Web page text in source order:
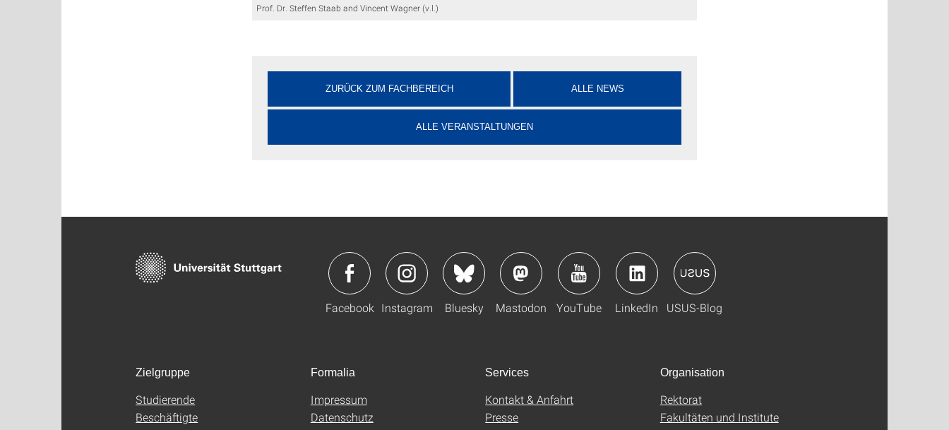
Prof. Dr. Steffen Staab and Vincent Wagner (v.l.)
ZURÜCK ZUM FACHBEREICH ALLE NEWS
ALLE VERANSTALTUNGEN
Facebook Instagram Bluesky Mastodon YouTube LinkedIn USUS-Blog
Zielgruppe
Studierende
Beschäftigte
Formalia
Impressum
Datenschutz
Services
Kontakt & Anfahrt
Presse
Organisation
Rektorat
Fakultäten und Institute